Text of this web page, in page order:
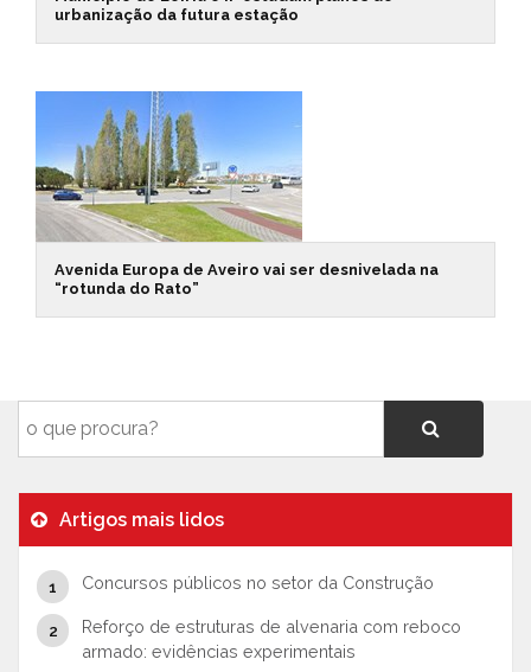
urbanização da futura estação
Avenida Europa de Aveiro vai ser desnivelada na
“rotunda do Rato”
Artigos mais lidos
Concursos públicos no setor da Construção
Reforço de estruturas de alvenaria com reboco
armado: evidências experimentais